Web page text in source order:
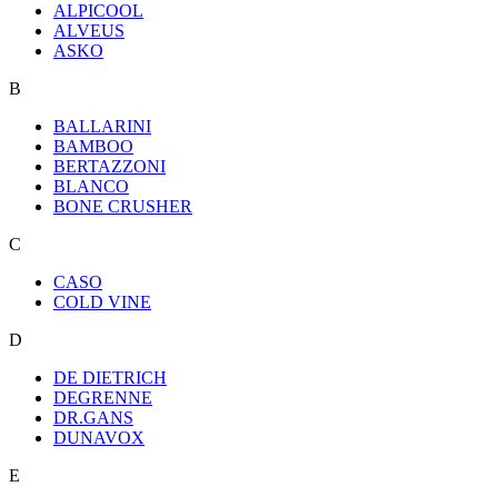
ALPICOOL
ALVEUS
ASKO
B
BALLARINI
BAMBOO
BERTAZZONI
BLANCO
BONE CRUSHER
C
CASO
COLD VINE
D
DE DIETRICH
DEGRENNE
DR.GANS
DUNAVOX
E